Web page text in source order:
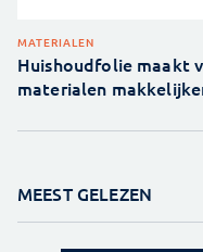
MATERIALEN
Huishoudfolie maakt
materialen
MEEST GELEZEN